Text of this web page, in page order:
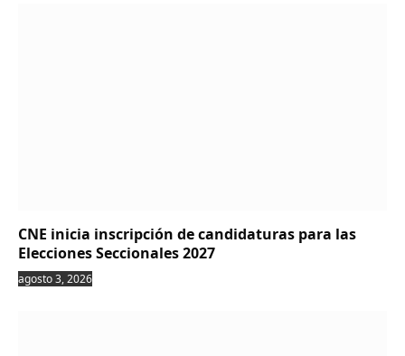
CNE inicia inscripción de candidaturas para las
Elecciones Seccionales 2027
agosto 3, 2026